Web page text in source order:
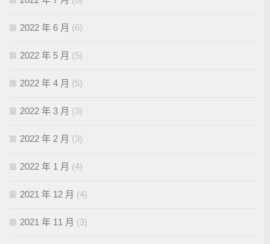
2022 年 6 月 (6)
2022 年 5 月 (5)
2022 年 4 月 (5)
2022 年 3 月 (3)
2022 年 2 月 (3)
2022 年 1 月 (4)
2021 年 12 月 (4)
2021 年 11 月 (3)